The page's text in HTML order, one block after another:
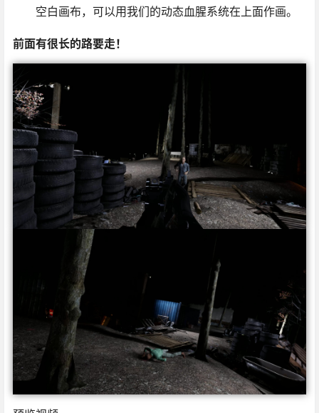
空白画布，可以用我们的动态血腥系统在上面作画。
前面有很长的路要走！